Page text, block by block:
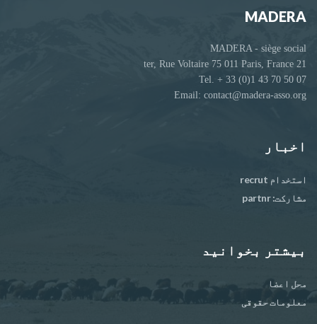
MADERA
MADERA - siège social
21 ter, Rue Voltaire 75 011 Paris, France
Tel. + 33 (0)1 43 70 50 07
Email: contact@madera-asso.org
اخبار
استخدام recrut
مشارکت: partnr
بیشتر بخوانید
محل اعضا
معلومات حقوقی